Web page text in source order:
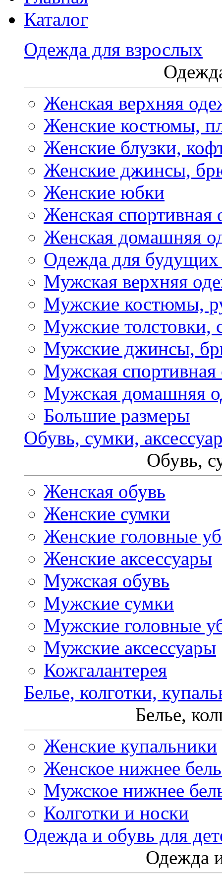
Каталог
Одежда для взрослых
Женская верхняя
Женские костюмы,
Женские блузки,
Женские джинсы,
Женские юбки
Женская спортивная
Женская домашняя
Одежда для
Мужская верхняя
Мужские костюмы,
Мужские толстовки,
Мужские джинсы,
Мужская спортивная
Мужская домашняя
Большие размеры
Обувь, сумки,
Обувь,
Женская обувь
Женские сумки
Женские головные
Женские аксессуары
Мужская обувь
Мужские сумки
Мужские головные
Мужские аксессуары
Кожгалантерея
Белье, колготки,
Белье,
Женские купальники
Женское нижнее
Мужское нижнее
Колготки и носки
Одежда и обувь для
Одежда